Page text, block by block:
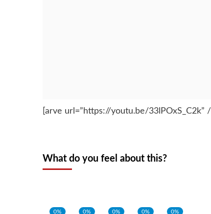
[arve url=”https://youtu.be/33lPOxS_C2k” /]
What do you feel about this?
0% 0% 0% 0% 0%